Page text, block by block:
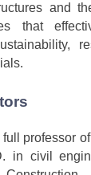
and
that
full professor
in civil